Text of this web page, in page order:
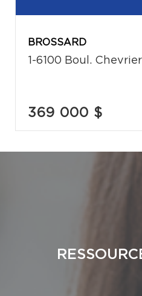
BROSSARD
1-6100 Boul. Chevrier
369 000 $